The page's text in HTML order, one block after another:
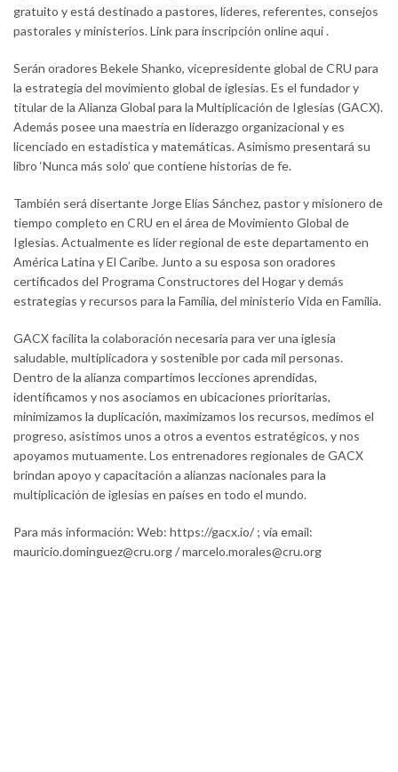
gratuito y está destinado a pastores, líderes, referentes, consejos
pastorales y ministerios. Link para inscripción online aquí .
Serán oradores Bekele Shanko, vicepresidente global de CRU para
la estrategia del movimiento global de iglesias. Es el fundador y
titular de la Alianza Global para la Multiplicación de Iglesias (GACX).
Además posee una maestría en liderazgo organizacional y es
licenciado en estadística y matemáticas. Asimismo presentará su
libro ‘Nunca más solo’ que contiene historias de fe.
También será disertante Jorge Elías Sánchez, pastor y misionero de
tiempo completo en CRU en el área de Movimiento Global de
Iglesias. Actualmente es líder regional de este departamento en
América Latina y El Caribe. Junto a su esposa son oradores
certificados del Programa Constructores del Hogar y demás
estrategias y recursos para la Familia, del ministerio Vida en Familia.
GACX facilita la colaboración necesaria para ver una iglesia
saludable, multiplicadora y sostenible por cada mil personas.
Dentro de la alianza compartimos lecciones aprendidas,
identificamos y nos asociamos en ubicaciones prioritarias,
minimizamos la duplicación, maximizamos los recursos, medimos el
progreso, asistimos unos a otros a eventos estratégicos, y nos
apoyamos mutuamente. Los entrenadores regionales de GACX
brindan apoyo y capacitación a alianzas nacionales para la
multiplicación de iglesias en países en todo el mundo.
Para más información: Web: https://gacx.io/ ; vía email:
mauricio.dominguez@cru.org/marcelo.morales@cru.org